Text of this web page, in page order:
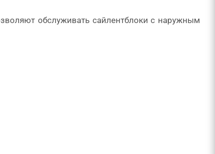
обслуживать сайлентблоки с наружным